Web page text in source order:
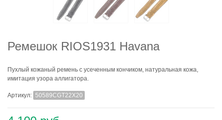
Ремешок RIOS1931 Havana
Пухлый кожаный ремень с усеченным кончиком, натуральная кожа,
имитация узора аллигатора.
Артикул: 50589CGT22X20